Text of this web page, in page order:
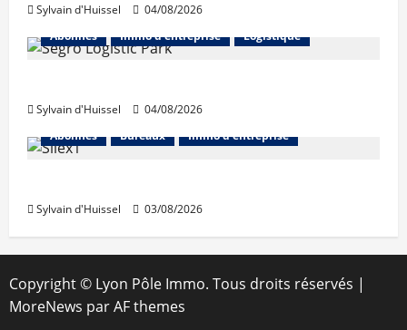
Sylvain d'Huissel
04/08/2026
Abonnés
Immo d'entreprise Logistique
Sylvain d'Huissel
04/08/2026
Abonnés
Bureaux Immo d'entreprise
Sylvain d'Huissel 03/08/2026
Copyright © Lyon Pôle Immo. Tous droits réservés |
MoreNews par AF themes